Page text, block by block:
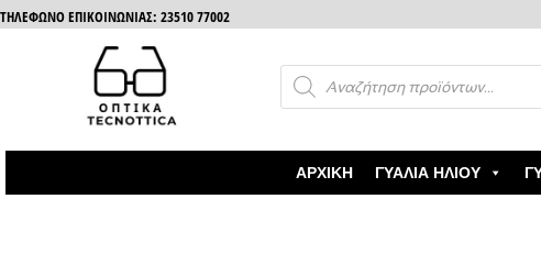
ΤΗΛΈΦΩΝΟ ΕΠΙΚΟΙΝΩΝΊΑΣ: 23510 77002
ΑΡΧΙΚΉ ΓΥΑΛΙΆ ΗΛΊΟΥ